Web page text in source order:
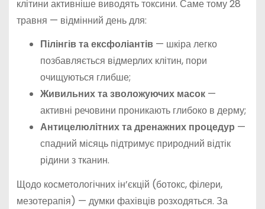
клітини активніше виводять токсини. Саме тому 28
травня — відмінний день для:
Пілінгів та ексфоліантів— шкіра легко
позбавляється відмерлих клітин, пори
очищуються глибше;
Живильних та зволожуючих масок—
активні речовини проникають глибоко в дерму;
Антицелюлітних та дренажних процедур —
спадний місяць підтримує природний відтік
рідини з тканин.
Щодо косметологічних ін’єкцій (ботокс, філери,
мезотерапія) — думки фахівців розходяться. За